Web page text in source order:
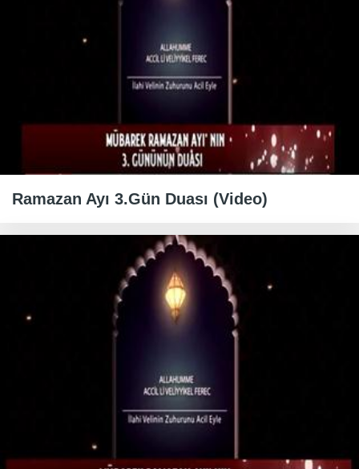
Ramazan Ayı 3.Gün Duası (Video)